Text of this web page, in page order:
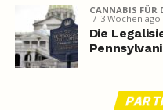
CANNABIS FÜR
3 Wochen ago
Die